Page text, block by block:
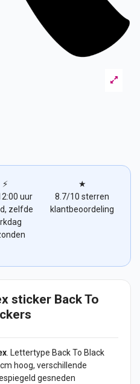
⚡
uur
zelfde
★
8.7/10 sterren
klantbeoordeling
sticker Back To
. Lettertype Back To Black
hoog, verschillende
gesneden